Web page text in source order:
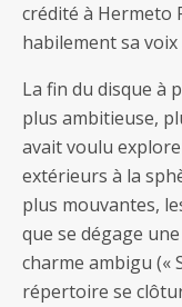
crédité à Hermeto
habilement sa voix
La fin du disque à
plus ambitieuse,
avait voulu
extérieurs à la
plus mouvantes,
que se dégage
charme ambigu («
répertoire se